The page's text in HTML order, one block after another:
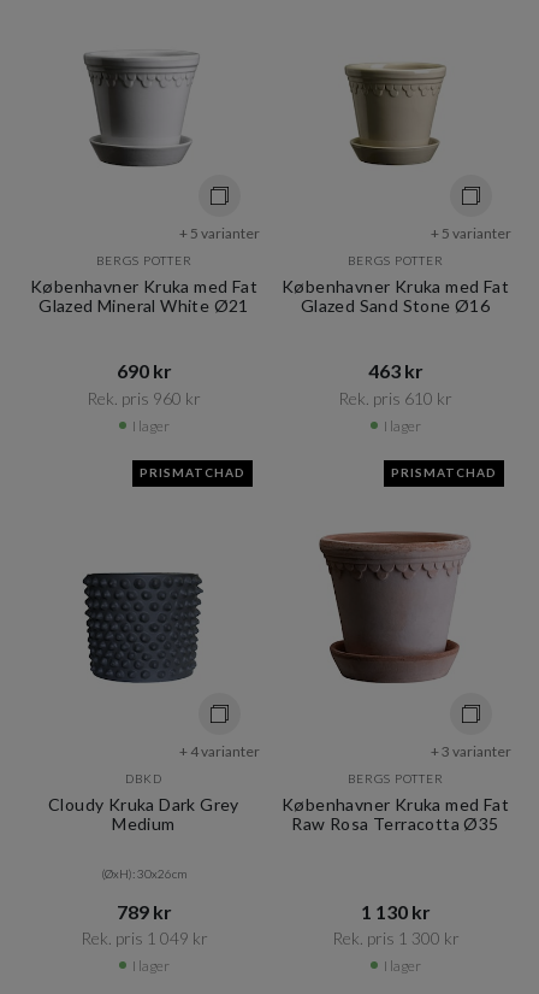
+ 5 varianter
BERGS POTTER
Københavner Kruka med Fat
Glazed Mineral White Ø21
690 kr​​
Rek. pris 960 kr​​
I lager
+ 5 varianter
BERGS POTTER
Københavner Kruka med Fat
Glazed Sand Stone Ø16
463 kr​​
Rek. pris 610 kr​​
I lager
PRISMATCHAD
+ 4 varianter
DBKD
Cloudy Kruka Dark Grey
Medium
(ØxH): 30x26cm
789 kr​​
Rek. pris 1 049 kr​​
I lager
PRISMATCHAD
+ 3 varianter
BERGS POTTER
Københavner Kruka med Fat
Raw Rosa Terracotta Ø35
1 130 kr​​
Rek. pris 1 300 kr​​
I lager